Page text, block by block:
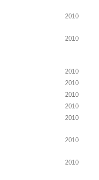
2010
2010
2010
2010
2010
2010
2010
2010
2010